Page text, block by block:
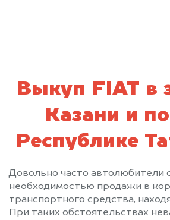
Выкуп FIAT в
Казани и
Республике
Довольно часто автолюбители
необходимостью продажи в
транспортного средства,
При таких обстоятельствах